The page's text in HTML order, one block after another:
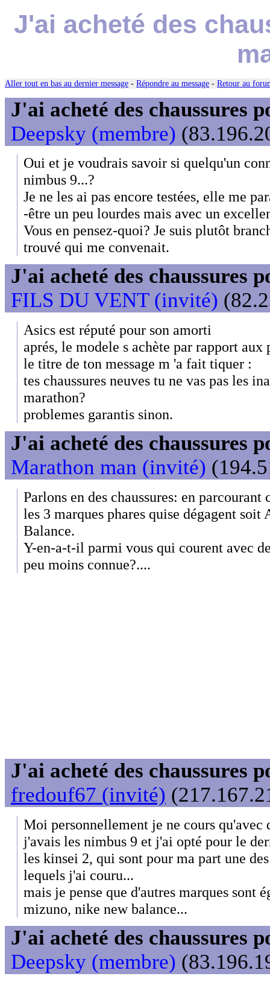
J'ai acheté des
Aller tout en bas au dernier message - Répondre au message - Retour au
J'ai acheté des chaussures
Deepsky (membre)
Oui et je voudrais savoir si quelqu'un
nimbus 9...?
Je ne les ai pas encore testées, elle me
-être un peu lourdes mais avec un
Vous en pensez-quoi? Je suis plutôt
trouvé qui me convenait.
J'ai acheté des chaussures
FILS DU VENT (invité)
Asics est réputé pour son amorti
aprés, le modele s achète par rapport aux
le titre de ton message m 'a fait tiquer :
tes chaussures neuves tu ne vas pas les
marathon?
problemes garantis sinon.
J'ai acheté des chaussures
Marathon man (invité)
Parlons en des chaussures: en
les 3 marques phares quise dégagent
Balance.
Y-en-a-t-il parmi vous qui courent avec
peu moins connue?....
J'ai acheté des chaussures
fredouf67 (invité)
Moi personnellement je ne cours qu'avec
j'avais les nimbus 9 et j'ai opté pour le
les kinsei 2, qui sont pour ma part une
lequels j'ai couru...
mais je pense que d'autres marques sont
mizuno, nike new balance...
J'ai acheté des chaussures
Deepsky (membre)